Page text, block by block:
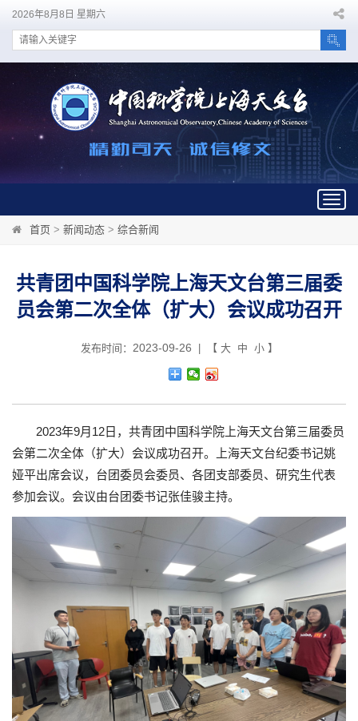
2026年8月8日 星期六
首页 > 新闻动态 > 综合新闻
共青团中国科学院上海天文台第三届委
员会第二次全体（扩大）会议成功召开
发布时间： 2023-09-26 | 【 大 中 小】
2023年9月12日，共青团中国科学院上海天文台第三届委员
会第二次全体（扩大）会议成功召开。上海天文台纪委书记姚
娅平出席会议，台团委员会委员、各团支部委员、研究生代表
参加会议。会议由台团委书记张佳骏主持。